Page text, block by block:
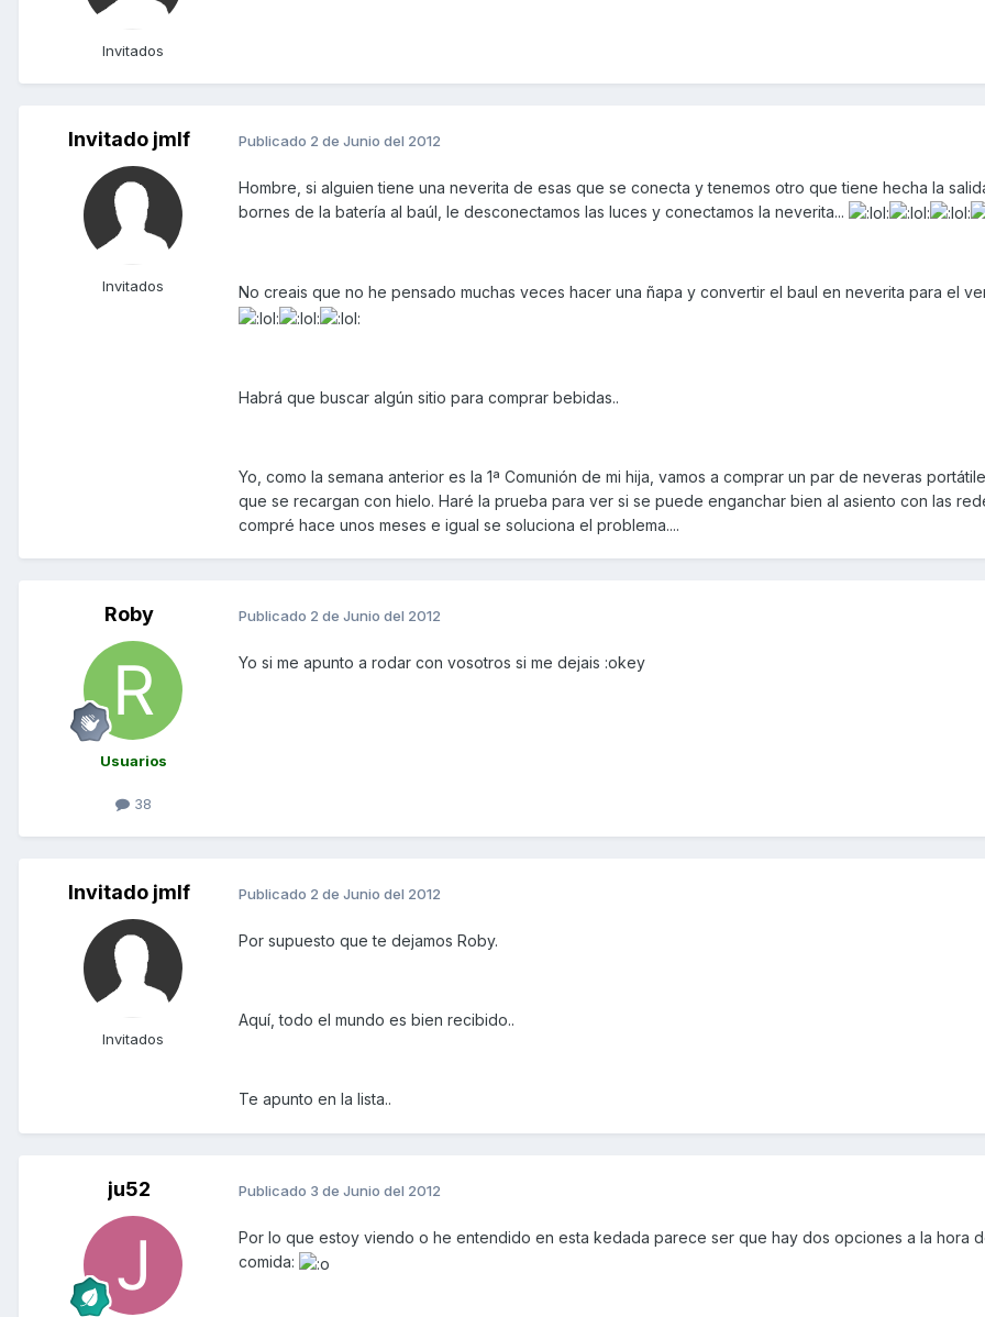
Invitados
Invitado jmlf
Invitados
Publicado 2 de Junio del 2012
Hombre, si alguien tiene una neverita de esas que se conecta y tenemos otro que tiene hecha la
bornes de la batería al baúl, le desconectamos las luces y conectamos la neverita...
No creais que no he pensado muchas veces hacer una ñapa y convertir el baul en neverita para el
Habrá que buscar algún sitio para comprar bebidas..
Yo, como la semana anterior es la 1ª Comunión de mi hija, vamos a comprar un par de neveras
que se recargan con hielo. Haré la prueba para ver si se puede enganchar bien al asiento con las
compré hace unos meses e igual se soluciona el problema....
Roby
Usuarios
38
Publicado 2 de Junio del 2012
Yo si me apunto a rodar con vosotros si me dejais :okey
Invitado jmlf
Invitados
Publicado 2 de Junio del 2012
Por supuesto que te dejamos Roby.
Aquí, todo el mundo es bien recibido..
Te apunto en la lista..
ju52 Publicado 3 de Junio del 2012
Por lo que estoy viendo o he entendido en esta kedada parece ser que hay dos opciones a la hora
comida: